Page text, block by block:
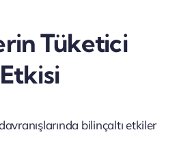
Tüketici
bilinçaltı etkiler